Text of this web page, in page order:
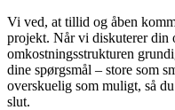
Vi ved, at tillid og åben
projekt. Når vi diskuterer din
omkostningsstrukturen
dine spørgsmål – store som
overskuelig som muligt, så
slut.